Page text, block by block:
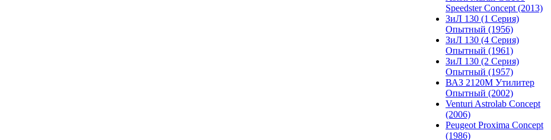
Speedster Concept (2013)
ЗиЛ 130 (1 Серия)
Опытный (1956)
ЗиЛ 130 (4 Серия)
Опытный (1961)
ЗиЛ 130 (2 Серия)
Опытный (1957)
ВАЗ 2120М Утилитер
Опытный (2002)
Venturi Astrolab Concept
(2006)
Peugeot Proxima Concept
(1986)